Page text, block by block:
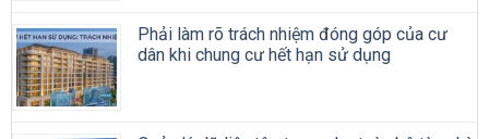
Phải làm rõ trách nhiệm đóng góp của cư
dân khi chung cư hết hạn sử dụng